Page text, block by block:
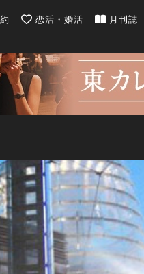
最新のグルメ、洗練されたラ
恋活・婚活 月刊誌